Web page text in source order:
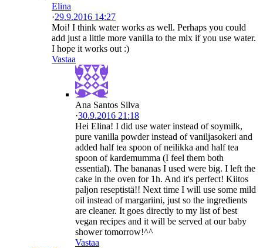
Elina
·29.9.2016 14:27
Moi! I think water works as well. Perhaps you could
add just a little more vanilla to the mix if you use water.
I hope it works out :)
Vastaa
Ana Santos Silva
·30.9.2016 21:18
Hei Elina! I did use water instead of soymilk,
pure vanilla powder instead of vaniljasokeri and
added half tea spoon of neilikka and half tea
spoon of kardemumma (I feel them both
essential). The bananas I used were big. I left the
cake in the oven for 1h. And it's perfect! Kiitos
paljon reseptistä!! Next time I will use some mild
oil instead of margariini, just so the ingredients
are cleaner. It goes directly to my list of best
vegan recipes and it will be served at our baby
shower tomorrow!^^
Vastaa